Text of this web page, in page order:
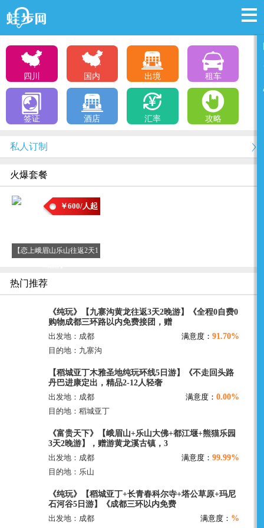
四川 国内 出境 租车
签证 酒店 汇率 攻略
私人订制
火爆套餐
【恋上峨眉山乐山往返2天1
￥600/人起
热门推荐
《纯玩》【九寨沟黄龙往返3天2晚游】《全程0自费0
购物成都三环路以内免费接团，赠
出发地：成都 满意度：91.70%
目的地：九寨沟
【稻城亚丁木雅圣地纯玩环线5日游】《不走回头路
丹巴进康定出，精品2-12人轻奢
出发地：成都 满意度：0.00%
目的地：稻城亚丁
《富贵天下》【峨眉山+乐山大佛+都江堰+熊猫乐园
3天2晚游】，赠游黄龙溪古镇，3
出发地：成都 满意度：99.99%
目的地：乐山
《纯玩》【稻城亚丁+长青春科尔寺+塔公草原+玛尼
石河谷5日游】《成都三环以内免费
出发地：成都 满意度： %